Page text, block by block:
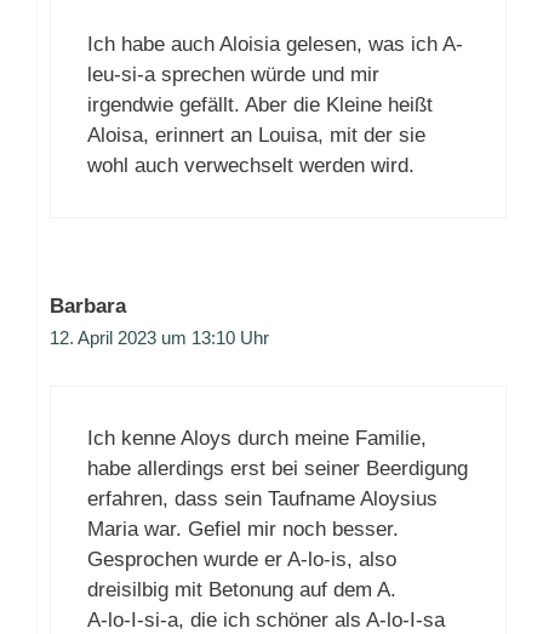
Ich habe auch Aloisia gelesen, was ich A-
leu-si-a sprechen würde und mir
irgendwie gefällt. Aber die Kleine heißt
Aloisa, erinnert an Louisa, mit der sie
wohl auch verwechselt werden wird.
Barbara
12. April 2023 um 13:10 Uhr
Ich kenne Aloys durch meine Familie,
habe allerdings erst bei seiner Beerdigung
erfahren, dass sein Taufname Aloysius
Maria war. Gefiel mir noch besser.
Gesprochen wurde er A-lo-is, also
dreisilbig mit Betonung auf dem A.
A-lo-I-si-a, die ich schöner als A-lo-I-sa